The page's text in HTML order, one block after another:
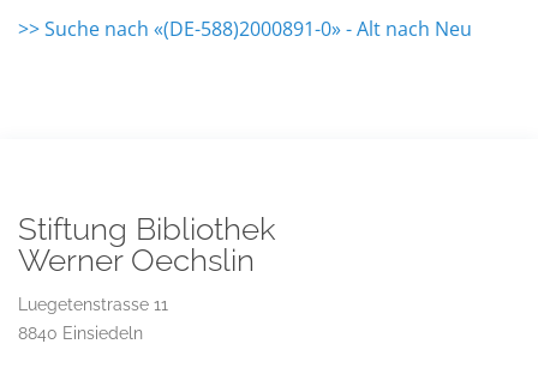
>> Suche nach «(DE-588)2000891-0» - Alt nach Neu
Stiftung Bibliothek
Werner Oechslin
Luegetenstrasse 11
8840 Einsiedeln